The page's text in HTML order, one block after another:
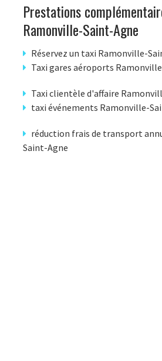
Prestations
Ramonville-Saint-Agne
Réservez un taxi Ramonville-
Taxi gares aéroports
Taxi clientèle d'affaire
taxi événements Ramonville-
réduction frais de transport
Saint-Agne